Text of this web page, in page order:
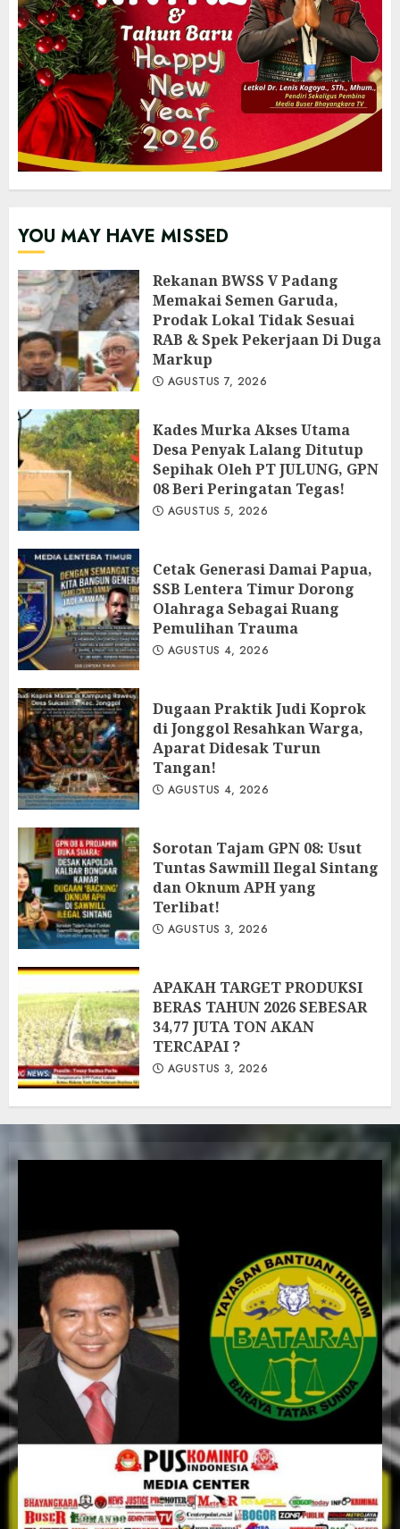
YOU MAY HAVE MISSED
Rekanan BWSS V Padang
Memakai Semen Garuda,
Prodak Lokal Tidak Sesuai
RAB & Spek Pekerjaan Di Duga
Markup
AGUSTUS 7, 2026
Kades Murka Akses Utama
Desa Penyak Lalang Ditutup
Sepihak Oleh PT JULUNG, GPN
08 Beri Peringatan Tegas!
AGUSTUS 5, 2026
Cetak Generasi Damai Papua,
SSB Lentera Timur Dorong
Olahraga Sebagai Ruang
Pemulihan Trauma
AGUSTUS 4, 2026
Dugaan Praktik Judi Koprok
di Jonggol Resahkan Warga,
Aparat Didesak Turun
Tangan!
AGUSTUS 4, 2026
‎Sorotan Tajam GPN 08: Usut
Tuntas Sawmill Ilegal Sintang
dan Oknum APH yang
Terlibat!
AGUSTUS 3, 2026
APAKAH TARGET PRODUKSI
BERAS TAHUN 2026 SEBESAR
34,77 JUTA TON AKAN
TERCAPAI ?
AGUSTUS 3, 2026